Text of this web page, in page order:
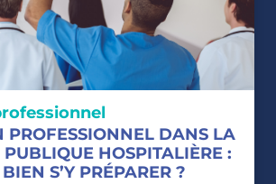
PROFESSIONNEL DANS LA
HOSPITALIÈRE :
S’Y PRÉPARER ?